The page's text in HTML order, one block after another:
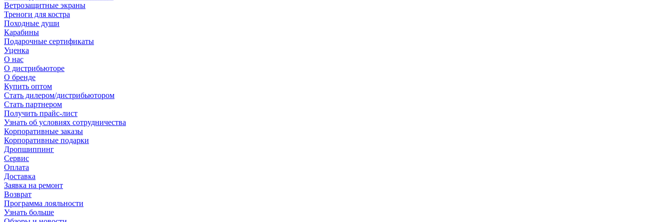
Ветрозащитные экраны
Треноги для костра
Походные души
Карабины
Подарочные сертификаты
Уценка
О нас
О дистрибьюторе
О бренде
Купить оптом
Стать дилером/дистрибьютором
Стать партнером
Получить прайс-лист
Узнать об условиях сотрудничества
Корпоративные заказы
Корпоративные подарки
Дропшиппинг
Сервис
Оплата
Доставка
Заявка на ремонт
Возврат
Программа лояльности
Узнать больше